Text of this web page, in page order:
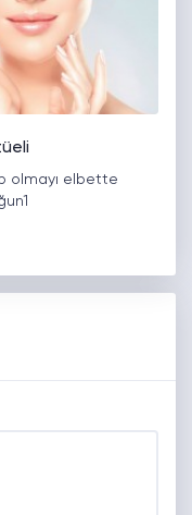
olmayı elbette